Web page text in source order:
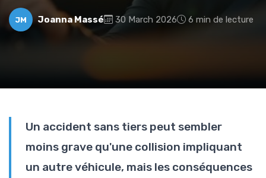
JM Joanna Massé 30 March 2026 6 min de lecture
Un accident sans tiers peut sembler
moins grave qu'une collision impliquant
un autre véhicule, mais les conséquences